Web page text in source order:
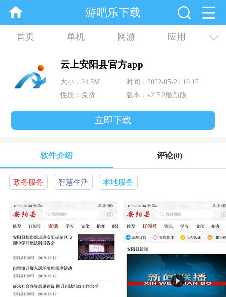
游吧乐下载
首页 单机 网游 应用
合集
云上安阳县官方app
大小：34.5M
时间：2022-05-21 10:15
性质：免费
版本：v2.5.2最新版
立即下载
软件介绍 评论(0)
政务服务 智慧生活 本地服务